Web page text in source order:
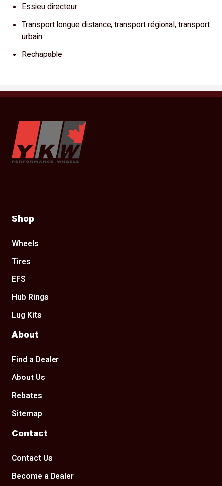
Essieu directeur
Transport longue distance, transport régional, transport
urbain
Rechapable
YKW Wheels
Shop
Wheels
Tires
EFS
Hub Rings
Lug Kits
About
Find a Dealer
About Us
Rebates
Sitemap
Contact
Contact Us
Become a Dealer